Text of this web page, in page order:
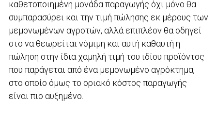
καθετοποιημένη μονάδα παραγωγής όχι μόνο θα
συμπαρασύρει και την τιμή πώλησης εκ μέρους των
μεμονωμένων αγροτών, αλλά επιπλέον θα οδηγεί
στο να θεωρείται νόμιμη και αυτή καθαυτή η
πώληση στην ίδια χαμηλή τιμή του ιδίου προϊόντος
που παράγεται από ένα μεμονωμένο αγρόκτημα,
στο οποίο όμως το οριακό κόστος παραγωγής
είναι πιο αυξημένο.